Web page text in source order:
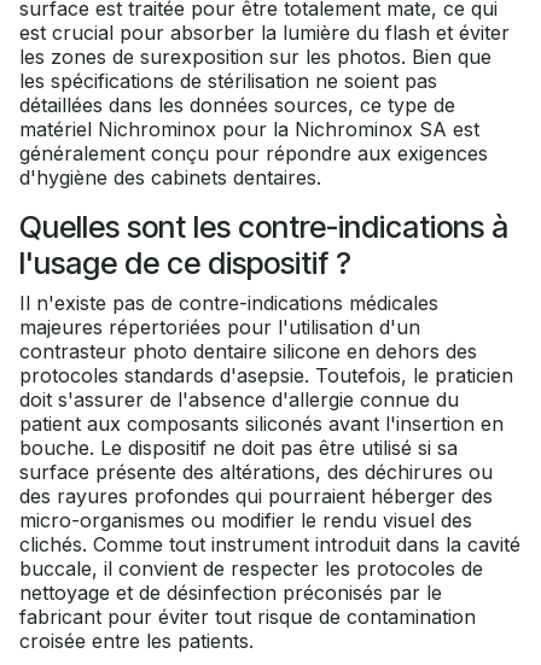
surface est traitée pour être totalement mate, ce qui
est crucial pour absorber la lumière du flash et éviter
les zones de surexposition sur les photos. Bien que
les spécifications de stérilisation ne soient pas
détaillées dans les données sources, ce type de
matériel Nichrominox pour la Nichrominox SA est
généralement conçu pour répondre aux exigences
d'hygiène des cabinets dentaires.
Quelles sont les contre-indications à
l'usage de ce dispositif ?
Il n'existe pas de contre-indications médicales
majeures répertoriées pour l'utilisation d'un
contrasteur photo dentaire silicone en dehors des
protocoles standards d'asepsie. Toutefois, le praticien
doit s'assurer de l'absence d'allergie connue du
patient aux composants siliconés avant l'insertion en
bouche. Le dispositif ne doit pas être utilisé si sa
surface présente des altérations, des déchirures ou
des rayures profondes qui pourraient héberger des
micro-organismes ou modifier le rendu visuel des
clichés. Comme tout instrument introduit dans la cavité
buccale, il convient de respecter les protocoles de
nettoyage et de désinfection préconisés par le
fabricant pour éviter tout risque de contamination
croisée entre les patients.